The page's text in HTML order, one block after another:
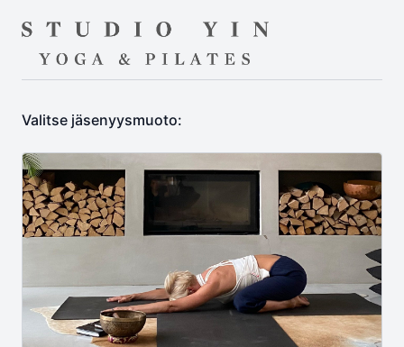
Valitse jäsenyysmuoto: